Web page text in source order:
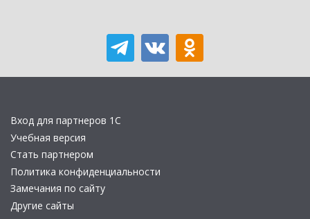
Вход для партнеров 1С
Учебная версия
Стать партнером
Политика конфиденциальности
Замечания по сайту
Другие сайты